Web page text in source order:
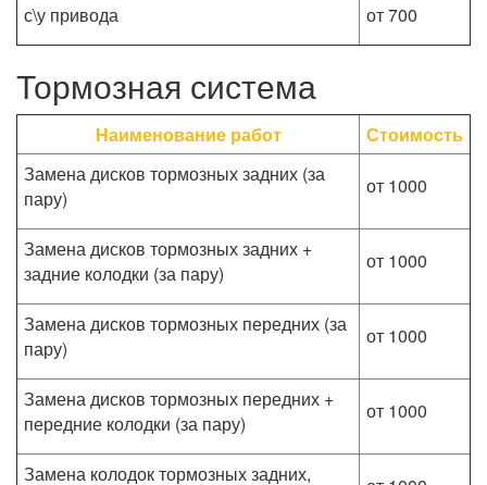
с\у привода
от 700
Тормозная система
Наименование работ
Стоимость
Замена дисков тормозных задних (за
пару)
от 1000
Замена дисков тормозных задних +
задние колодки (за пару)
от 1000
Замена дисков тормозных передних (за
пару)
от 1000
Замена дисков тормозных передних +
передние колодки (за пару)
от 1000
Замена колодок тормозных задних,